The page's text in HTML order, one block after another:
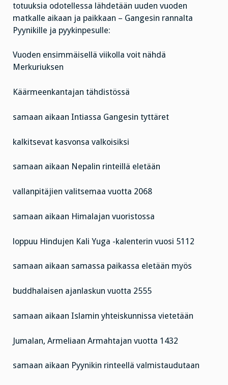
totuuksia odotellessa lähdetään uuden vuoden
matkalle aikaan ja paikkaan – Gangesin rannalta
Pyynikille ja pyykinpesulle:
Vuoden ensimmäisellä viikolla voit nähdä
Merkuriuksen
Käärmeenkantajan tähdistössä
samaan aikaan Intiassa Gangesin tyttäret
kalkitsevat kasvonsa valkoisiksi
samaan aikaan Nepalin rinteillä eletään
vallanpitäjien valitsemaa vuotta 2068
samaan aikaan Himalajan vuoristossa
loppuu Hindujen Kali Yuga -kalenterin vuosi 5112
samaan aikaan samassa paikassa eletään myös
buddhalaisen ajanlaskun vuotta 2555
samaan aikaan Islamin yhteiskunnissa vietetään
Jumalan, Armeliaan Armahtajan vuotta 1432
samaan aikaan Pyynikin rinteellä valmistaudutaan